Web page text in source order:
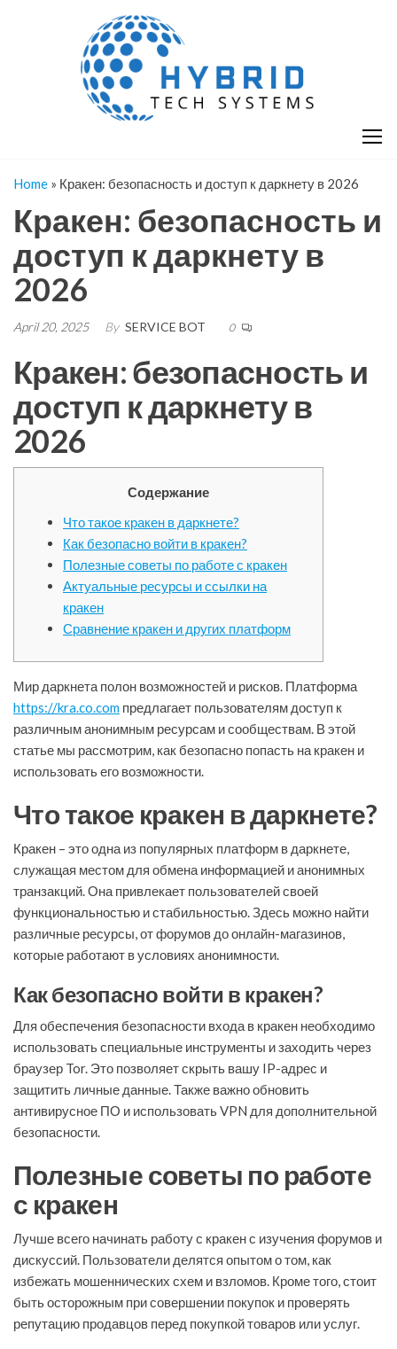
Home » Кракен: безопасность и доступ к даркнету в 2026
Кракен: безопасность и
доступ к даркнету в
2026
April 20, 2025 By SERVICE BOT 0
Кракен: безопасность и
доступ к даркнету в
2026
Содержание
Что такое кракен в даркнете?
Как безопасно войти в кракен?
Полезные советы по работе с кракен
Актуальные ресурсы и ссылки на
кракен
Сравнение кракен и других платформ
Мир даркнета полон возможностей и рисков. Платформа
https://kra.co.com предлагает пользователям доступ к
различным анонимным ресурсам и сообществам. В этой
статье мы рассмотрим, как безопасно попасть на кракен и
использовать его возможности.
Что такое кракен в даркнете?
Кракен – это одна из популярных платформ в даркнете,
служащая местом для обмена информацией и анонимных
транзакций. Она привлекает пользователей своей
функциональностью и стабильностью. Здесь можно найти
различные ресурсы, от форумов до онлайн-магазинов,
которые работают в условиях анонимности.
Как безопасно войти в кракен?
Для обеспечения безопасности входа в кракен необходимо
использовать специальные инструменты и заходить через
браузер Tor. Это позволяет скрыть вашу IP-адрес и
защитить личные данные. Также важно обновить
антивирусное ПО и использовать VPN для дополнительной
безопасности.
Полезные советы по работе
с кракен
Лучше всего начинать работу с кракен с изучения форумов и
дискуссий. Пользователи делятся опытом о том, как
избежать мошеннических схем и взломов. Кроме того, стоит
быть осторожным при совершении покупок и проверять
репутацию продавцов перед покупкой товаров или услуг.